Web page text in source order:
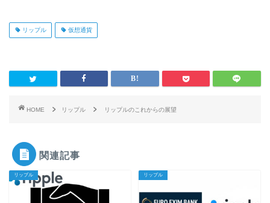
リップル 仮想通貨
HOME リップル リップルのこれからの展望
関連記事
リップル リップル